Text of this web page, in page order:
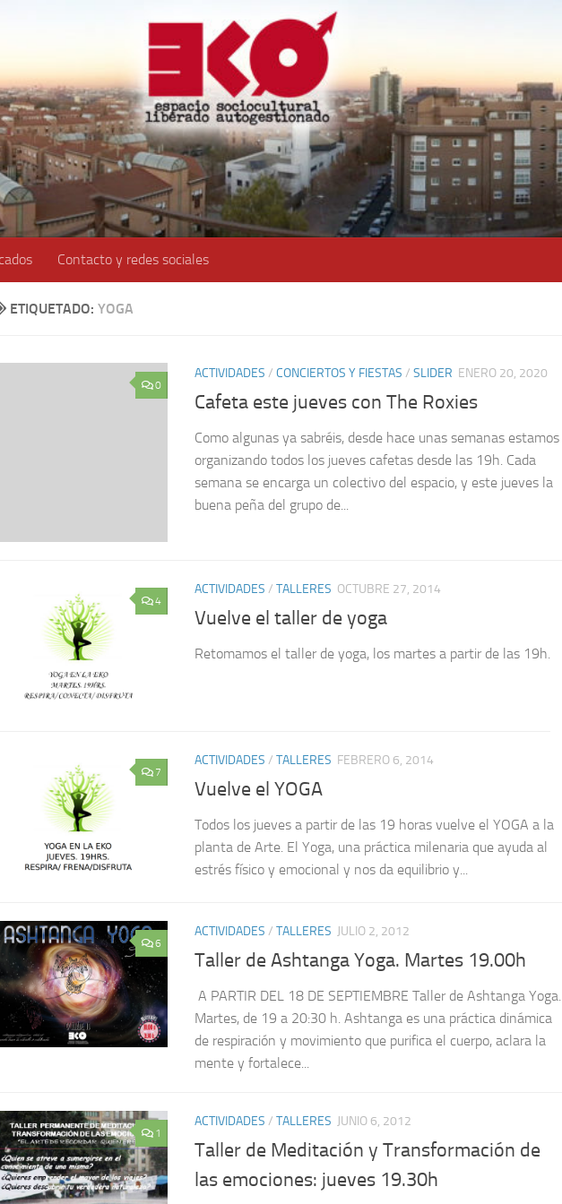
Contacto y redes sociales
ETIQUETADO: YOGA
0
ACTIVIDADES / CONCIERTOS Y FIESTAS / SLIDER ENERO 20, 2020
Cafeta este jueves con The Roxies
Como algunas ya sabréis, desde hace unas semanas estamos
organizando todos los jueves cafetas desde las 19h. Cada
semana se encarga un colectivo del espacio, y este jueves la
buena peña del grupo de...
4
ACTIVIDADES / TALLERES OCTUBRE 27, 2014
Vuelve el taller de yoga
Retomamos el taller de yoga, los martes a partir de las 19h.
7
ACTIVIDADES / TALLERES FEBRERO 6, 2014
Vuelve el YOGA
Todos los jueves a partir de las 19 horas vuelve el YOGA a la
planta de Arte. El Yoga, una práctica milenaria que ayuda al
estrés físico y emocional y nos da equilibrio y...
6
ACTIVIDADES / TALLERES JULIO 2, 2012
Taller de Ashtanga Yoga. Martes 19.00h
A PARTIR DEL 18 DE SEPTIEMBRE Taller de Ashtanga Yoga.
Martes, de 19 a 20:30 h. Ashtanga es una práctica dinámica
de respiración y movimiento que purifica el cuerpo, aclara la
mente y fortalece...
1
ACTIVIDADES / TALLERES JUNIO 6, 2012
Taller de Meditación y Transformación de
las emociones: jueves 19.30h